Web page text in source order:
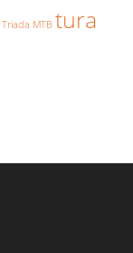
Triada MTB tura